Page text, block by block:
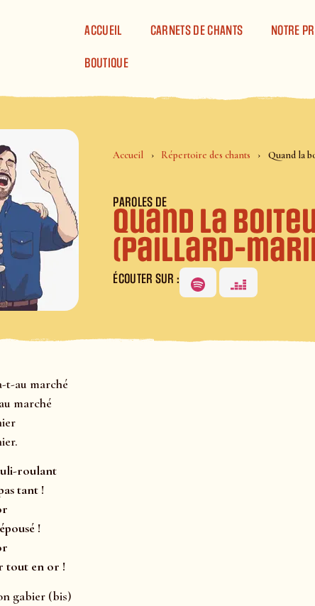
ACCUEIL
CARNETS DE CHANTS NOTRE
BOUTIQUE
Accueil Répertoire des chants Quand la
PAROLES DE
Quand la
(paillard-
ÉCOUTER SUR :
t-au marché
marché
roulant
tant !
!
tout en or !
gabier (bis)